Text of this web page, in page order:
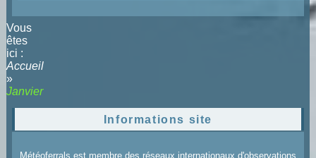
Vous
êtes
ici :
Accueil
»
Janvier
Informations site
Météoferrals est membre des réseaux internationaux d'observations